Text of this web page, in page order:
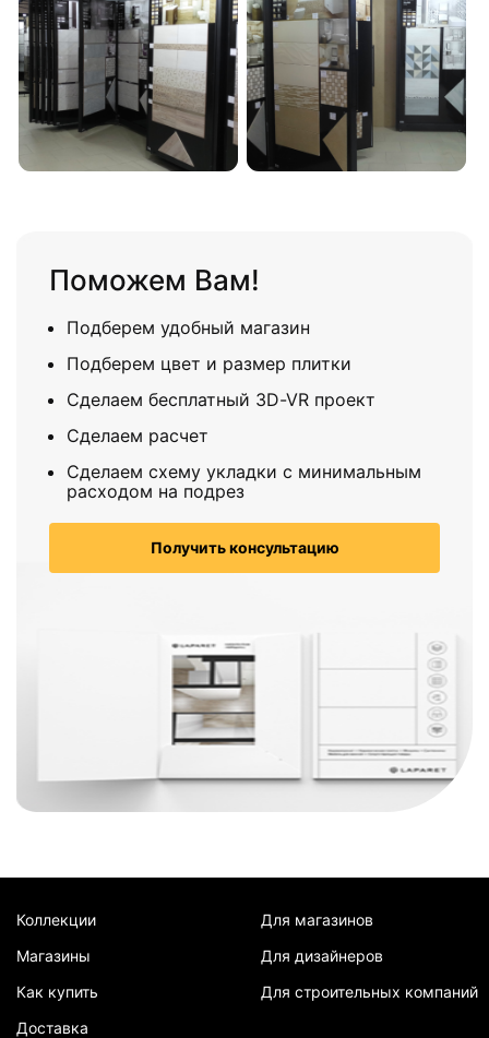
Поможем Вам!
Подберем удобный магазин
Подберем цвет и размер плитки
Сделаем бесплатный 3D-VR проект
Сделаем расчет
Сделаем схему укладки с минимальным
расходом на подрез
Получить консультацию
Коллекции
Магазины
Как купить
Доставка
Для магазинов
Для дизайнеров
Для строительных компаний